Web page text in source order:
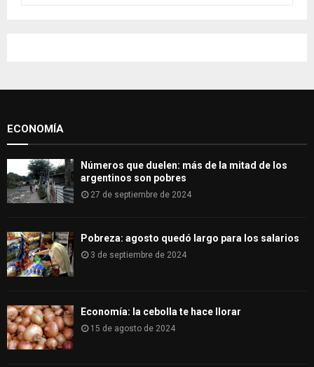
o
H
ECONOMÍA
Números que duelen: más de la mitad de los
argentinos son pobres
27 de septiembre de 2024
Pobreza: agosto quedó largo para los salarios
3 de septiembre de 2024
Economía: la cebolla te hace llorar
15 de agosto de 2024